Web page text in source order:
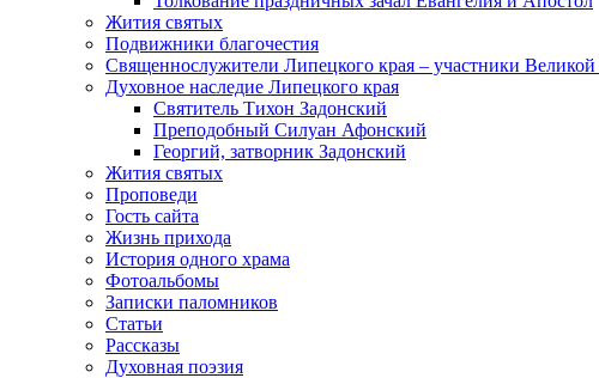
Жития святых
Подвижники благочестия
Священнослужители Липецкого края – участники
Духовное наследие Липецкого края
Святитель Тихон Задонский
Преподобный Силуан Афонский
Георгий, затворник Задонский
Жития святых
Проповеди
Гость сайта
Жизнь прихода
История одного храма
Фотоальбомы
Записки паломников
Статьи
Рассказы
Духовная поэзия